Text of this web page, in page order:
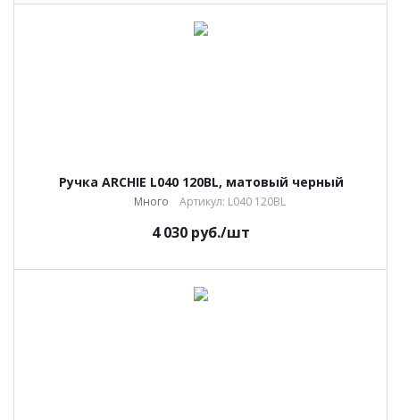
Ручка ARCHIE L040 120BL, матовый черный
Много Артикул: L040 120BL
4 030 руб./шт